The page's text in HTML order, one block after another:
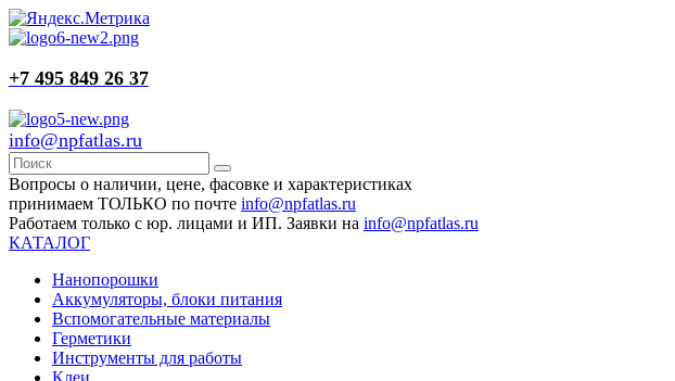
+7 495 849 26 37
info@npfatlas.ru
Вопросы о наличии, цене, фасовке и характеристиках
принимаем ТОЛЬКО по почте info@npfatlas.ru
Работаем только с юр. лицами и ИП. Заявки на info@npfatlas.ru
КАТАЛОГ
Нанопорошки
Аккумуляторы, блоки питания
Вспомогательные материалы
Герметики
Инструменты для работы
Клеи